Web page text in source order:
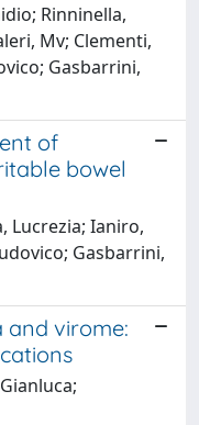
Rinninella,
Mv; Clementi,
Gasbarrini,
of
bowel
Lucrezia; Ianiro,
Gasbarrini,
and virome: